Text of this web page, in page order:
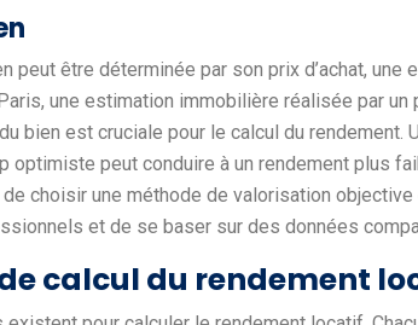
peut être déterminée par son prix d’achat,
une estimation immobilière réalisée par
bien est cruciale pour le calcul du
optimiste peut conduire à un rendement plus
choisir une méthode de valorisation
et de se baser sur des données
calcul du rendement